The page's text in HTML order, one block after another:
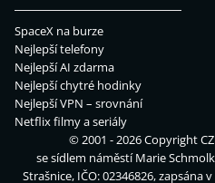
SpaceX na burze
Nejlepší telefony
Nejlepší AI zdarma
Nejlepší chytré hodinky
Nejlepší VPN – srovnání
Netflix filmy a seriály
© 2001 - 2026 Copyright
se sídlem náměstí Marie
Strašnice, IČO: 02346826, zapsána